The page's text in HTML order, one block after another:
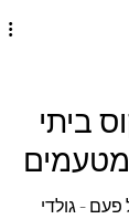
ביתי
- גולדי